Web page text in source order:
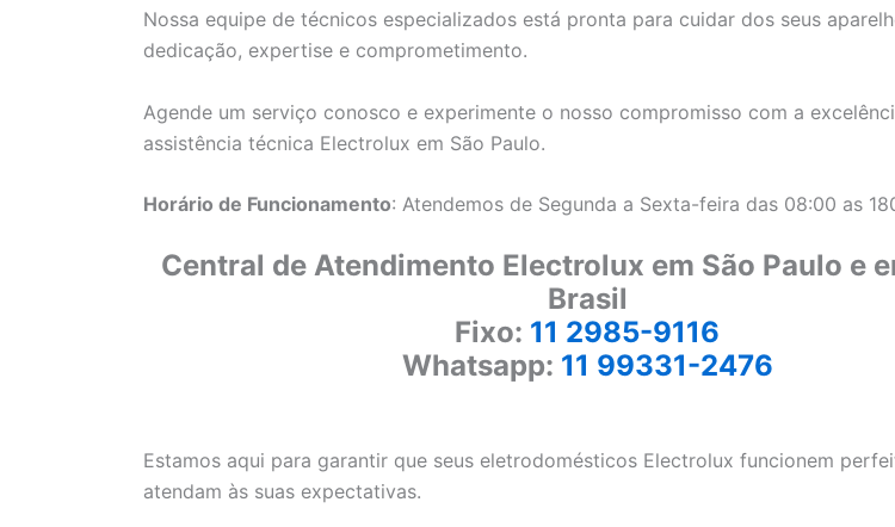
Nossa equipe de técnicos especializados está pronta para cuidar dos seus
dedicação, expertise e comprometimento.
Agende um serviço conosco e experimente o nosso compromisso com a
assistência técnica Electrolux em São Paulo.
Horário de Funcionamento: Atendemos de Segunda a Sexta-feira das 08:00 as
Central de Atendimento Electrolux em São Paulo e
Brasil
Fixo: 11 2985-9116
Whatsapp: 11 99331-2476
Estamos aqui para garantir que seus eletrodomésticos Electrolux funcionem
atendam às suas expectativas.